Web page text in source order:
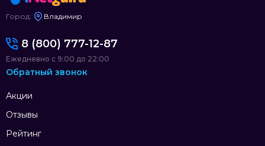
Город: Владимир
Акции
Отзывы
Рейтинг
8 (800) 777-12-87
Ежедневно с 9:00 до 22:00
Обратный звонок